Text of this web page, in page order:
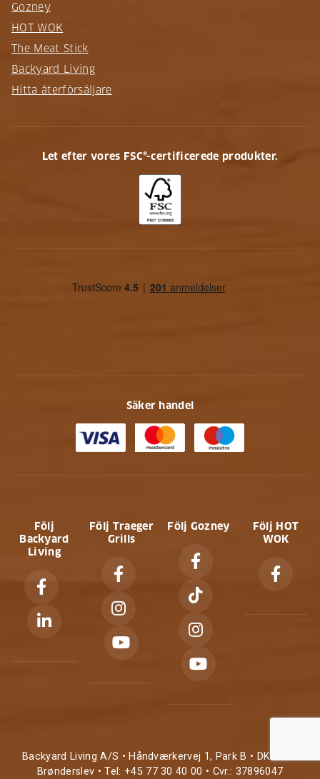
Gozney
HOT WOK
The Meat Stick
Backyard Living
Hitta återförsäljare
Let efter vores FSC®-certificerede produkter.
Säker handel
Följ
Backyard
Living
Följ Traeger
Grills
Följ Gozney
Följ HOT
WOK
Backyard Living A/S • Håndværkervej 1, Park B • DK-9700
Brønderslev • Tel: +45 77 30 40 00 • Cvr.: 37896047